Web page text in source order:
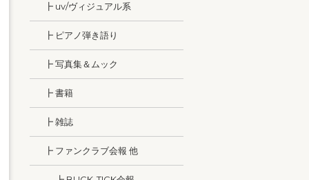
┣ uv/ヴィジュアル系
┣ ピアノ弾き語り
┣ 写真集＆ムック
┣ 書籍
┣ 雑誌
┣ ファンクラブ会報 他